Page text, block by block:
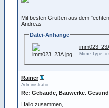
Mit besten Grüßen aus dem
Andreas
Datei-Anhänge
Mime-Type:
Rainer
Administrator
Re: Gebäude, Bauwerke.
Hallo zusammen,